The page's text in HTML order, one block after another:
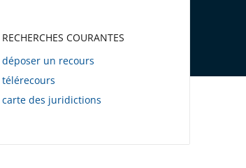
RECHERCHES COURANTES
déposer un recours
télérecours
carte des juridictions